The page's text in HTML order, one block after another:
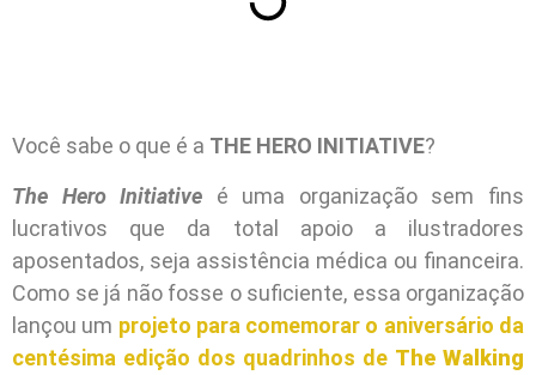
Você sabe o que é a THE HERO INITIATIVE?
The Hero Initiative é uma organização sem fins
lucrativos que da total apoio a ilustradores
aposentados, seja assistência médica ou financeira.
Como se já não fosse o suficiente, essa organização
lançou um projeto para comemorar o aniversário da
centésima edição dos quadrinhos de The Walking